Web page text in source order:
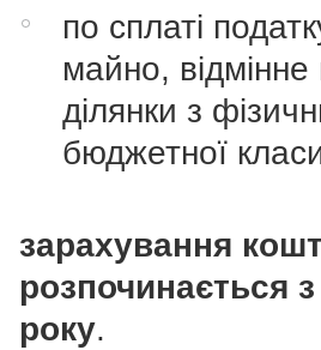
по сплаті
майно, відмінне
ділянки з
бюджетної
зарахування
розпочинається
року.